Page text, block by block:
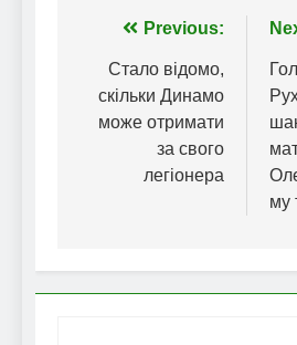
Навігація
записів
Previous:
Стало відомо,
скільки Динамо
може отримати
за свого
легіонера
му